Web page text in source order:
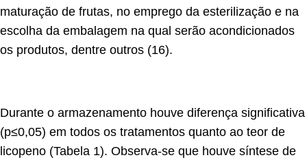
maturação de frutas, no emprego da esterilização e na
escolha da embalagem na qual serão acondicionados
os produtos, dentre outros (16).
Durante o armazenamento houve diferença significativa
(p≤0,05) em todos os tratamentos quanto ao teor de
licopeno (Tabela 1). Observa-se que houve síntese de